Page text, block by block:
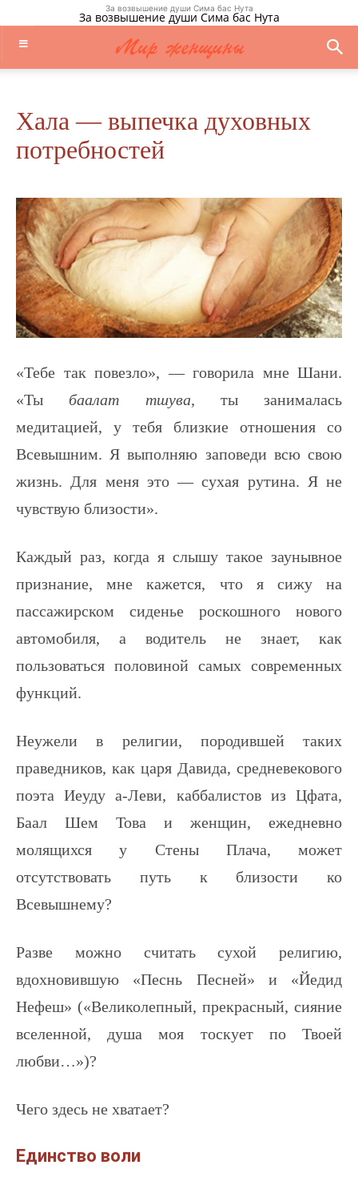
За возвышение души Сима бас Нута
За возвышение души Сима бас Нута
Хала — выпечка духовных
потребностей
«Тебе так повезло», — говорила мне Шани.
«Ты баалат тшува, ты занималась
медитацией, у тебя близкие отношения со
Всевышним. Я выполняю заповеди всю свою
жизнь. Для меня это — сухая рутина. Я не
чувствую близости».
Каждый раз, когда я слышу такое заунывное
признание, мне кажется, что я сижу на
пассажирском сиденье роскошного нового
автомобиля, а водитель не знает, как
пользоваться половиной самых современных
функций.
Неужели в религии, породившей таких
праведников, как царя Давида, средневекового
поэта Иеуду а-Леви, каббалистов из Цфата,
Баал Шем Това и женщин, ежедневно
молящихся у Стены Плача, может
отсутствовать путь к близости ко
Всевышнему?
Разве можно считать сухой религию,
вдохновившую «Песнь Песней» и «Йедид
Нефеш» («Великолепный, прекрасный, сияние
вселенной, душа моя тоскует по Твоей
любви…»)?
Чего здесь не хватает?
Единство воли